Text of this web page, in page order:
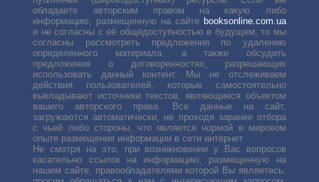
обладаете авторским правом на какую либо
информацию, размещенную на сайте booksonline.com.ua
и не согласны с её общедоступностью в будущем, то мы
согласны рассмотреть предложения по удалению
определенного материала, а также обсудить
предложения о договоренностях, разрешающих
использовать данный контент. Мы не отслеживаем
действия пользователей, которые самостоятельно
выкладывают источники текстов, являющиеся объектом
вашего авторского права. Все данные на сайт,
загружаются автоматически, не проходя заранее отбора
с чьей либо стороны, что является нормой в мировом
опыте размещения информации в сети интернет.
Не смотря на это, при возникновении у Вас вопросов
касательно ссылок на информацию, размещенную на
нашем сайте, правообладателями которой Вы являетесь,